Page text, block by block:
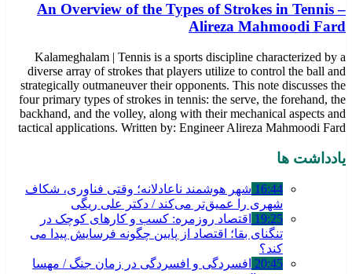
An Overview of the Types of Strokes in Tennis –
Alireza Mahmoodi Fard
Kalameghalam | Tennis is a sports discipline characterized by a
diverse array of strokes that players utilize to control the ball and
strategically outmaneuver their opponents. This note discusses the
four primary types of strokes in tennis: the serve, the forehand, the
backhand, and the volley, along with their mechanical aspects and
tactical applications. Written by: Engineer Alireza Mahmoodi Fard
یادداشت ها
16:44 شهر هوشمند ناعادلانه؛ وقتی فناوری، شکاف
شهری را عمیق‌تر می‌کند / دکتر علی ریگی
19:25 اقتصاد روزمره: کسب‌ و کارهای کوچک در
تنگنای بقا؛ اقتصاد از پایین چگونه فرسایش پیدا می
کند؟
20:45 افسردگی و افسردگی در زمان جنگ / مهسا